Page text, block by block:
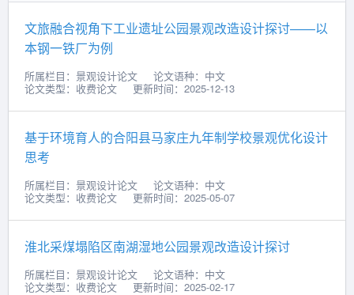
文旅融合视角下工业遗址公园景观改造设计探讨——以
本钢一铁厂为例
所属栏目：景观设计论文
论文语种：中文
论文类型：收费论文
更新时间：2025-12-13
基于环境育人的合阳县马家庄九年制学校景观优化设计
思考
所属栏目：景观设计论文
论文语种：中文
论文类型：收费论文
更新时间：2025-05-07
淮北采煤塌陷区南湖湿地公园景观改造设计探讨
所属栏目：景观设计论文
论文语种：中文
论文类型：收费论文
更新时间：2025-02-17